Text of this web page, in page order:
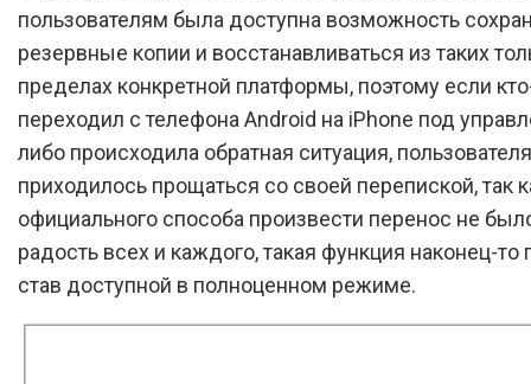
пользователям была доступна возможность
резервные копии и восстанавливаться из таких
пределах конкретной платформы, поэтому если
переходил с телефона Android на iPhone под
либо происходила обратная ситуация,
приходилось прощаться со своей перепиской, так
официального способа произвести перенос не
радость всех и каждого, такая функция наконец-то
став доступной в полноценном режиме.